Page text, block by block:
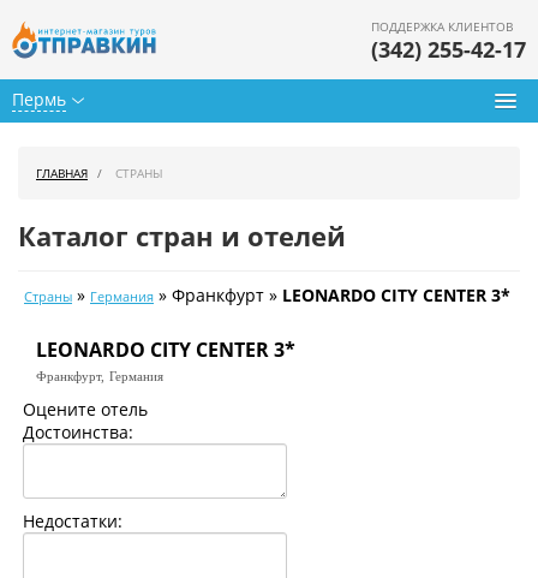
Пермь
ПОДДЕРЖКА КЛИЕНТОВ
(342) 255-42-17
Календарь туров
Цены дня
Страны
ГЛАВНАЯ СТРАНЫ
Каталог стран и отелей
Страны » Германия » Франкфурт » LEONARDO CITY CENTER 3*
LEONARDO CITY CENTER 3*
Франкфурт, Германия
Оцените отель
Достоинства:
Недостатки: